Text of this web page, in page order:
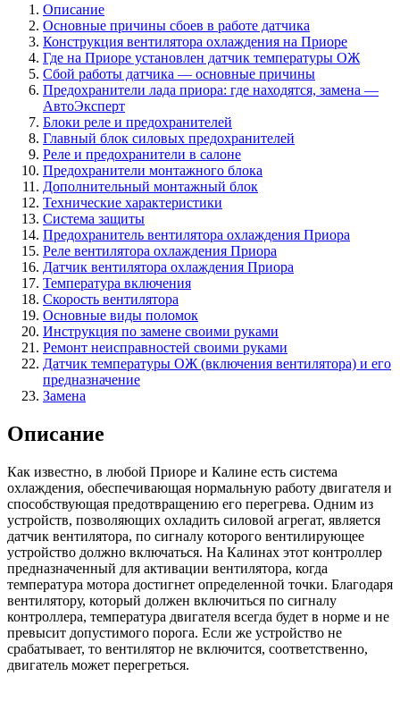
Описание
Основные причины сбоев в работе датчика
Конструкция вентилятора охлаждения на Приоре
Где на Приоре установлен датчик температуры ОЖ
Сбой работы датчика — основные причины
Предохранители лада приора: где находятся, замена —
АвтоЭксперт
Блоки реле и предохранителей
Главный блок силовых предохранителей
Реле и предохранители в салоне
Предохранители монтажного блока
Дополнительный монтажный блок
Технические характеристики
Система защиты
Предохранитель вентилятора охлаждения Приора
Реле вентилятора охлаждения Приора
Датчик вентилятора охлаждения Приора
Температура включения
Скорость вентилятора
Основные виды поломок
Инструкция по замене своими руками
Ремонт неисправностей своими руками
Датчик температуры ОЖ (включения вентилятора) и его
предназначение
Замена
Описание
Как известно, в любой Приоре и Калине есть система
охлаждения, обеспечивающая нормальную работу двигателя и
способствующая предотвращению его перегрева. Одним из
устройств, позволяющих охладить силовой агрегат, является
датчик вентилятора, по сигналу которого вентилирующее
устройство должно включаться. На Калинах этот контроллер
предназначенный для активации вентилятора, когда
температура мотора достигнет определенной точки. Благодаря
вентилятору, который должен включиться по сигналу
контроллера, температура двигателя всегда будет в норме и не
превысит допустимого порога. Если же устройство не
срабатывает, то вентилятор не включится, соответственно,
двигатель может перегреться.